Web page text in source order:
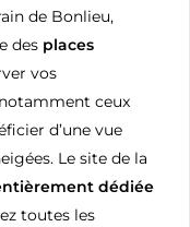
de Bonlieu,
des places
vos
ceux
d’une vue
Le site de la
dédiée
toutes les